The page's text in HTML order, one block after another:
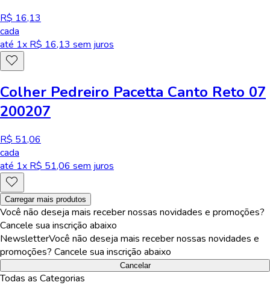
R$ 16,13
cada
até 1x R$ 16,13 sem juros
Colher Pedreiro Pacetta Canto Reto 07
200207
R$ 51,06
cada
até 1x R$ 51,06 sem juros
Carregar mais produtos
Você não deseja mais receber nossas novidades e promoções?
Cancele sua inscrição abaixo
NewsletterVocê não deseja mais receber nossas novidades e
promoções? Cancele sua inscrição abaixo
Cancelar
Todas as Categorias